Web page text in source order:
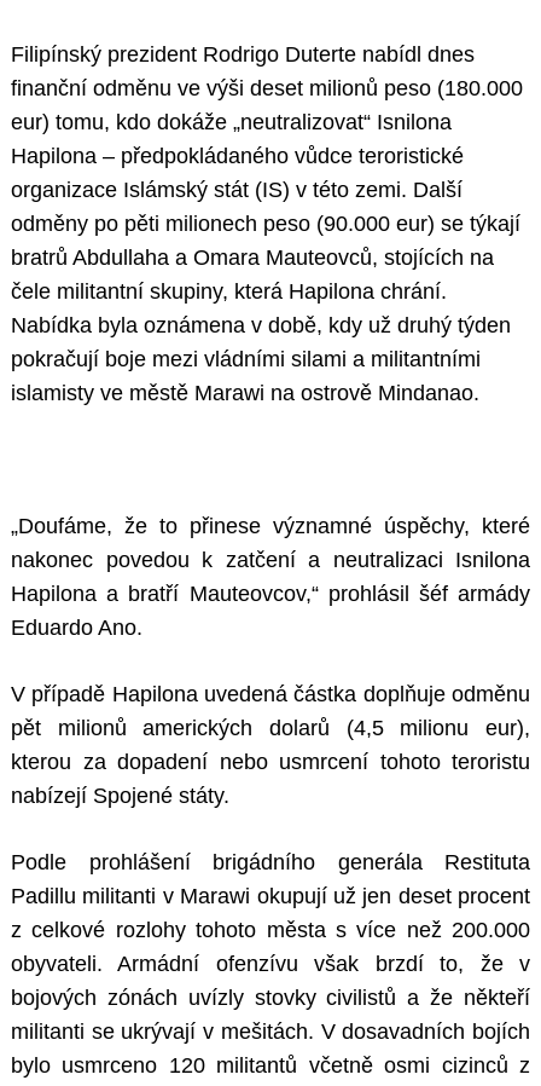
Filipínský prezident Rodrigo Duterte nabídl dnes
finanční odměnu ve výši deset milionů peso (180.000
eur) tomu, kdo dokáže „neutralizovat“ Isnilona
Hapilona – předpokládaného vůdce teroristické
organizace Islámský stát (IS) v této zemi. Další
odměny po pěti milionech peso (90.000 eur) se týkají
bratrů Abdullaha a Omara Mauteovců, stojících na
čele militantní skupiny, která Hapilona chrání.
Nabídka byla oznámena v době, kdy už druhý týden
pokračují boje mezi vládními silami a militantními
islamisty ve městě Marawi na ostrově Mindanao.
„Doufáme, že to přinese významné úspěchy, které
nakonec povedou k zatčení a neutralizaci Isnilona
Hapilona a bratří Mauteovcov,“ prohlásil šéf armády
Eduardo Ano.
V případě Hapilona uvedená částka doplňuje odměnu
pět milionů amerických dolarů (4,5 milionu eur),
kterou za dopadení nebo usmrcení tohoto teroristu
nabízejí Spojené státy.
Podle prohlášení brigádního generála Restituta
Padillu militanti v Marawi okupují už jen deset procent
z celkové rozlohy tohoto města s více než 200.000
obyvateli. Armádní ofenzívu však brzdí to, že v
bojových zónách uvízly stovky civilistů a že někteří
militanti se ukrývají v mešitách. V dosavadních bojích
bylo usmrceno 120 militantů včetně osmi cizinců z